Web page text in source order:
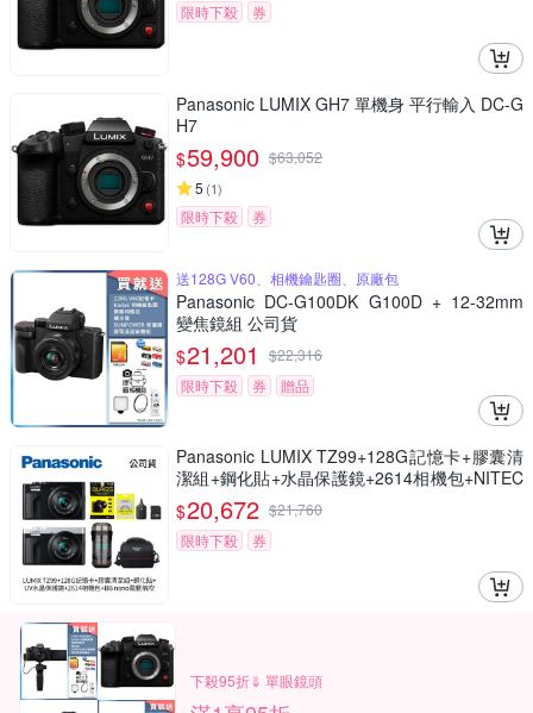
限時下殺
券
Panasonic LUMIX GH7 單機身 平行輸入 DC-G
H7
$59,900 $63,052
5 (1)
限時下殺 券
送128G V60、相機鑰匙圈、原廠包
Panasonic DC-G100DK G100D + 12-32mm
變焦鏡組 公司貨
$21,201 $22,316
限時下殺
券 贈品
Panasonic LUMIX TZ99+128G記憶卡+膠囊清
潔組+鋼化貼+水晶保護鏡+2614相機包+NITEC
ORE BB nano 迷你電動氣吹(公司貨)
$20,672 $21,760
限時下殺
券
下殺95折⇓ 單眼鏡頭